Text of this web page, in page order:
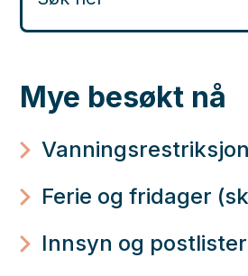
Mye besøkt nå
Ferie og fridager
Innsyn og postlister